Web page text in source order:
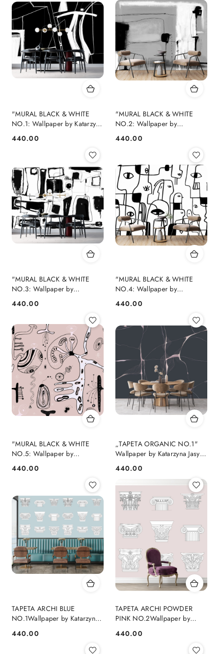
"MURAL BLACK & WHITE
NO.1: Wallpaper by Katarzyna
Jasyk , rolka 100x 200
Cena:
440.00
"MURAL BLACK & WHITE
NO.2: Wallpaper by
Katarzyna Jasyk , rolka 100x
200
Cena:
440.00
"MURAL BLACK & WHITE
NO.3: Wallpaper by
200
Cena:
440.00
"MURAL BLACK & WHITE
NO.4: Wallpaper by
200
Cena:
440.00
"MURAL BLACK & WHITE
NO.5: Wallpaper by
Katarzyna Jasyk , rolka 100x
200
Cena:
440.00
„TAPETA ORGANIC NO.1"
Wallpaper by Katarzyna Jasyk ,
rolka 100x 200
Cena:
440.00
TAPETA ARCHI BLUE
NO.1Wallpaper by Katarzyna
Cena:
440.00
TAPETA ARCHI POWDER
PINK NO.2Wallpaper by
200
Cena:
440.00